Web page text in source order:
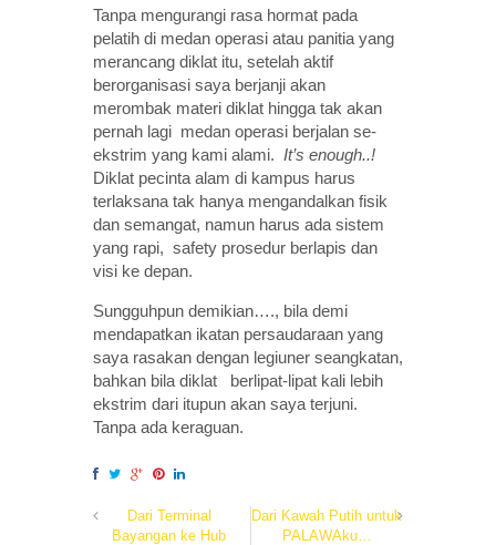
Tanpa mengurangi rasa hormat pada
pelatih di medan operasi atau panitia yang
merancang diklat itu, setelah aktif
berorganisasi saya berjanji akan
merombak materi diklat hingga tak akan
pernah lagi medan operasi berjalan se-
ekstrim yang kami alami. It’s enough..!
Diklat pecinta alam di kampus harus
terlaksana tak hanya mengandalkan fisik
dan semangat, namun harus ada sistem
yang rapi, safety prosedur berlapis dan
visi ke depan.
Sungguhpun demikian…., bila demi
mendapatkan ikatan persaudaraan yang
saya rasakan dengan legiuner seangkatan,
bahkan bila diklat berlipat-lipat kali lebih
ekstrim dari itupun akan saya terjuni.
Tanpa ada keraguan.
Dari Terminal
Bayangan ke Hub
Dari Kawah Putih untuk
PALAWAku…